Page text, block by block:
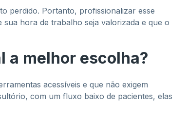
perdido. Portanto, profissionalizar esse
hora de trabalho seja valorizada e que o
a melhor escolha?
acessíveis e que não exigem
com um fluxo baixo de pacientes, elas